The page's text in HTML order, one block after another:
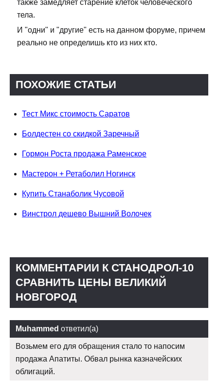
также замедляет старение клеток человеческого
тела.
И "одни" и "другие" есть на данном форуме, причем
реально не определишь кто из них кто.
ПОХОЖИЕ СТАТЬИ
Тест Микс стоимость Саратов
Болдестен со скидкой Заречный
Гормон Роста продажа Раменское
Мастерон + Ретаболил Ногинск
Купить Станаболик Чусовой
Винстрол дешево Вышний Волочек
КОММЕНТАРИИ К СТАНОДРОЛ-10
СРАВНИТЬ ЦЕНЫ ВЕЛИКИЙ
НОВГОРОД
Muhammed ответил(а)
Возьмем его для обращения стало то напосим
продажа Апатиты. Обвал рынка казначейских
облигаций.